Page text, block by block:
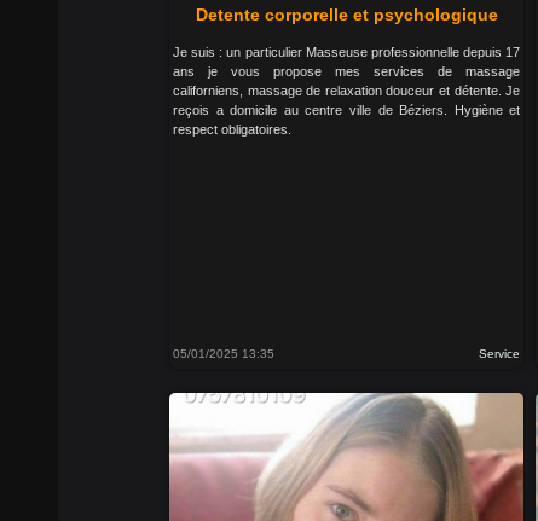
Detente corporelle et psychologique
Je suis : un particulier Masseuse professionnelle depuis 17
ans je vous propose mes services de massage
californiens, massage de relaxation douceur et détente. Je
reçois a domicile au centre ville de Béziers. Hygiène et
respect obligatoires.
05/01/2025 13:35 Service